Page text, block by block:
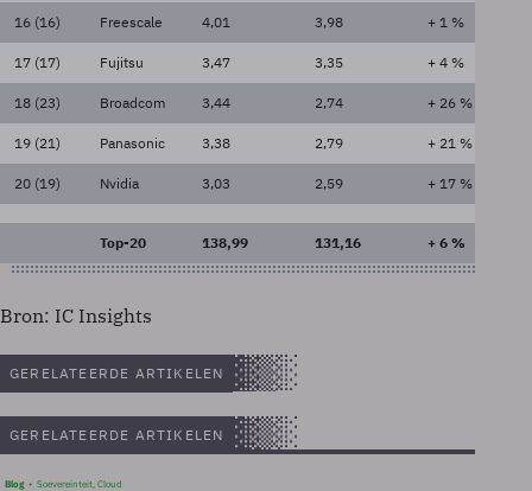
16 (16) Freescale 4,01 3,98 + 1 %
17 (17) Fujitsu 3,47 3,35 + 4 %
18 (23) Broadcom 3,44 2,74 + 26 %
19 (21) Panasonic 3,38 2,79 + 21 %
20 (19) Nvidia 3,03 2,59 + 17 %
Top-20 138,99 131,16 + 6 %
Bron: IC Insights
GERELATEERDE ARTIKELEN
GERELATEERDE ARTIKELEN
Blog Soevereinteit, Cloud